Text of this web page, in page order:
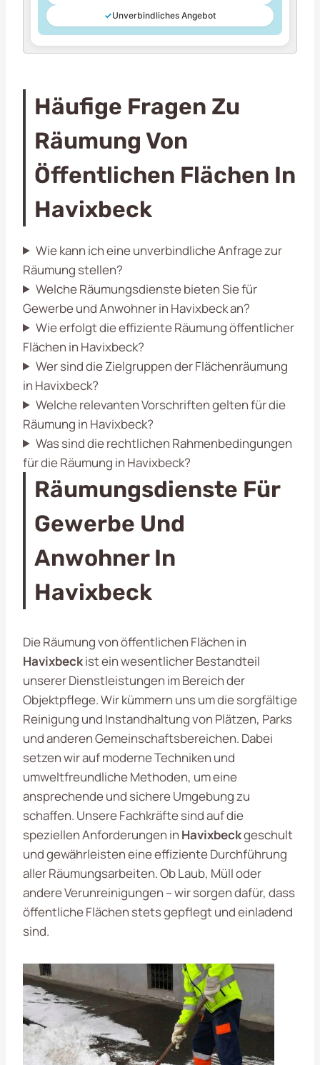
✓Unverbindliches Angebot
Häufige Fragen Zu
Räumung Von
Öffentlichen Flächen In
Havixbeck
Wie kann ich eine unverbindliche Anfrage zur
Räumung stellen?
Welche Räumungsdienste bieten Sie für
Gewerbe und Anwohner in Havixbeck an?
Wie erfolgt die effiziente Räumung öffentlicher
Flächen in Havixbeck?
Wer sind die Zielgruppen der Flächenräumung
in Havixbeck?
Welche relevanten Vorschriften gelten für die
Räumung in Havixbeck?
Was sind die rechtlichen Rahmenbedingungen
für die Räumung in Havixbeck?
Räumungsdienste Für
Gewerbe Und
Anwohner In
Havixbeck
Die Räumung von öffentlichen Flächen in
Havixbeckist ein wesentlicher Bestandteil
unserer Dienstleistungen im Bereich der
Objektpflege. Wir kümmern uns um die sorgfältige
Reinigung und Instandhaltung von Plätzen, Parks
und anderen Gemeinschaftsbereichen. Dabei
setzen wir auf moderne Techniken und
umweltfreundliche Methoden, um eine
ansprechende und sichere Umgebung zu
schaffen. Unsere Fachkräfte sind auf die
speziellen Anforderungen in Havixbeckgeschult
und gewährleisten eine effiziente Durchführung
aller Räumungsarbeiten. Ob Laub, Müll oder
andere Verunreinigungen – wir sorgen dafür, dass
öffentliche Flächen stets gepflegt und einladend
sind.